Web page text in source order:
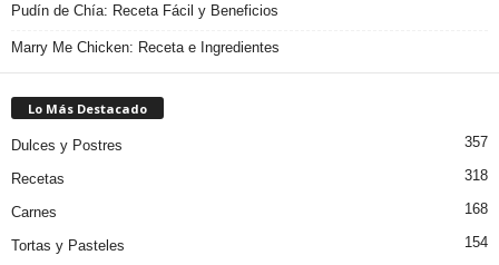
Pudín de Chía: Receta Fácil y Beneficios
Marry Me Chicken: Receta e Ingredientes
Lo Más Destacado
Dulces y Postres 357
Recetas 318
Carnes 168
Tortas y Pasteles 154